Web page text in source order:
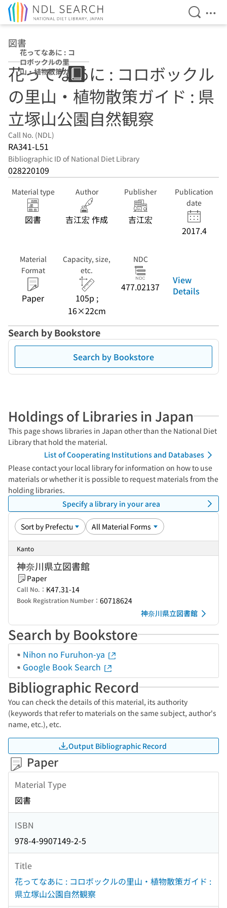
Open
図書
花ってなあに : コ
ロボックルの里
山・植物散策ガイ
ド : 県立塚山公園
自然観察
花ってなあに : コロボックル
の里山・植物散策ガイド : 県
立塚山公園自然観察
Call No. (NDL)
RA341-L51
Bibliographic ID of National Diet Library
028220109
Material type
図書
Author
吉江宏 作成
Publisher
吉江宏
Publication
date
2017.4
Material
Format
Paper
Capacity, size,
etc.
105p ;
16×22cm
NDC
477.02137
View
Details
Search by Bookstore
Search by Bookstore
Holdings of Libraries in Japan
This page shows libraries in Japan other than the National Diet
Library that hold the material.
List of Cooperating Institutions and Databases
Please contact your local library for information on how to use
materials or whether it is possible to request materials from the
holding libraries.
Specify a library in your area
Kanto
神奈川県立図書館
Paper
Call No.： K47.31-14
Book Registration Number： 60718624
神奈川県立図書館
Search by Bookstore
Nihon no Furuhon-ya
Google Book Search
Bibliographic Record
You can check the details of this material, its authority
(keywords that refer to materials on the same subject, author's
name, etc.), etc.
Output Bibliographic Record
Paper
Material Type
図書
ISBN
978-4-9907149-2-5
Title
花ってなあに : コロボックルの里山・植物散策ガイド :
県立塚山公園自然観察